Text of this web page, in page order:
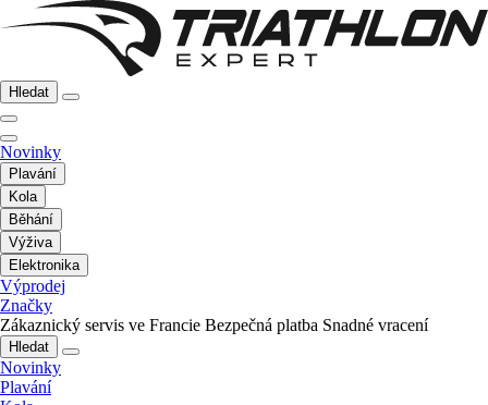
Hledat
Novinky
Plavání
Kola
Běhání
Výživa
Elektronika
Výprodej
Značky
Zákaznický servis ve Francie Bezpečná platba Snadné vracení
Hledat
Novinky
Plavání